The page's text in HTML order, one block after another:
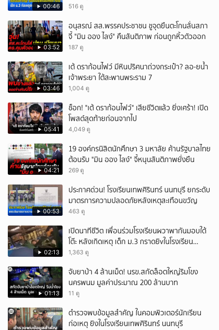
00:46 516 ดู
03:52
อนุสรณ์ สส.พรรคประชาชน ชูจุดยืนตะโกนลั่นสภา
จี้ "มิน ออง ไลง์" คืนสันติภาพ ก่อนถูกหิ้วตัวออก
187 ดู
03:46
เต้ ดราก้อนไฟว์ มีหินปริศนาถ่วงกระเป๋า? ลอ-ยน้ำ
เจ้าพระยา ใต้สะพานพระราม 7
1,004 ดู
05:41
ช็อก! "เต้ ดราก้อนไฟว์" เสียชีวิตแล้ว ยิ่งเศร้า! เปิด
โพสต์สุดท้ายก่อนจากไป
4,049 ดู
04:21
19 องค์กรนิสิตนักศึกษา 3 มหาลัย ค้านรัฐบาลไทย
ต้อนรับ "มิน ออง ไลง์" จี้หนุนสันติภาพยั่งยืน
269 ดู
00:53
ประกาศด่วน! โรงเรียนเทพศิรินทร์ นนทบุรี ยกระดับ
มาตรการความปลอดภัยหลังเหตุสะเทือนขวัญ
463 ดู
02:13
เปิดนาทีชีวิต เพื่อนร่วมโรงเรียนผวาพากันมอบใต้
โต๊ะ หลังเกิดเหตุ เด็ก ม.3 กราดยิvในโรงเรียน
เทพศิรินทร์นนท์ แบบไม่เลือกหน้า เสียงปืนดังสนั่น
1,363 ดู
01:13
จับยาบ้า 4 ล้านเม็ด! นรข.สกัดล็อตใหญ่ริมโขง
นครพนม มูลค่าประมาณ 200 ล้านบาท
11 ดู
ตำรวจพบข้อมูลสำคัญ ในคอมพิวเตอร์นักเรียน
ก่อเหตุ ยิงในโรงเรียนเทพศิรินทร์ นนทบุรี